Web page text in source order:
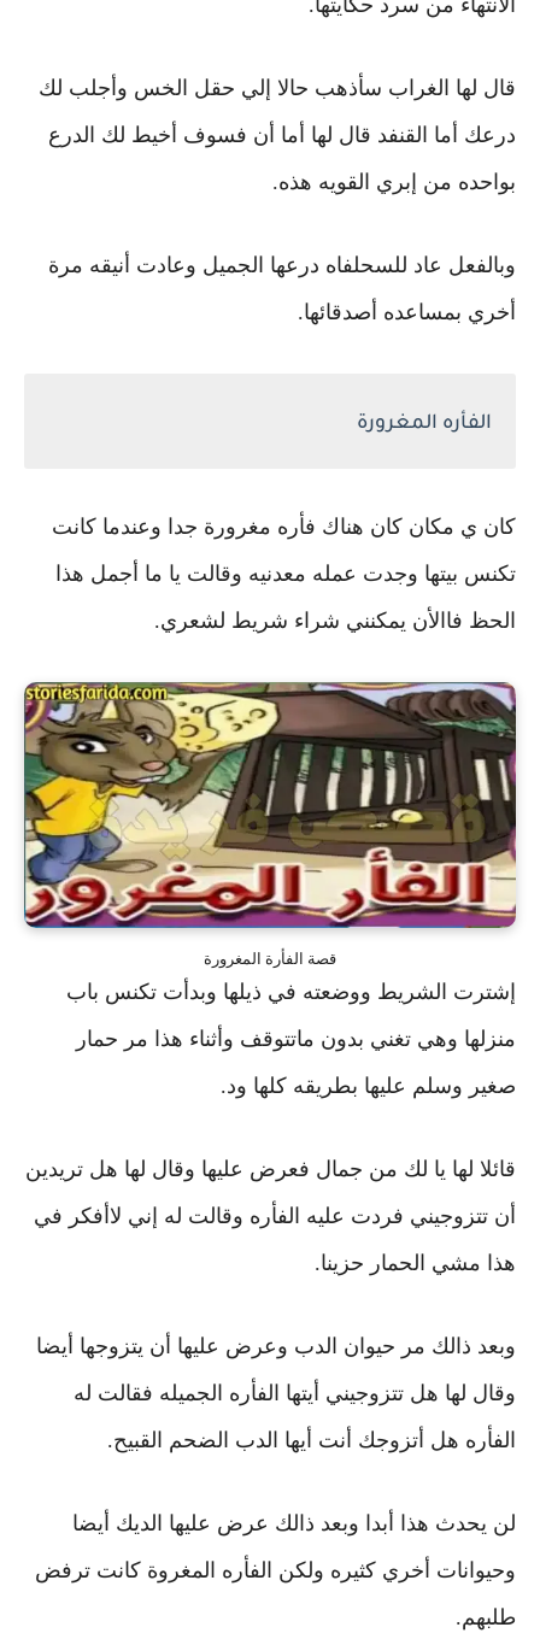
الأنتهاء من سرد حكايتها.
قال لها الغراب سأذهب حالا إلي حقل الخس وأجلب لك
درعك أما القنفد قال لها أما أن فسوف أخيط لك الدرع
بواحده من إبري القويه هذه.
وبالفعل عاد للسحلفاه درعها الجميل وعادت أنيقه مرة
أخري بمساعده أصدقائها.
الفأره المغرورة
كان ي مكان كان هناك فأره مغرورة جدا وعندما كانت
تكنس بيتها وجدت عمله معدنيه وقالت يا ما أجمل هذا
الحظ فاالأن يمكنني شراء شريط لشعري.
قصة الفأرة المغرورة
إشترت الشريط ووضعته في ذيلها وبدأت تكنس باب
منزلها وهي تغني بدون ماتتوقف وأثناء هذا مر حمار
صغير وسلم عليها بطريقه كلها ود.
قائلا لها يا لك من جمال فعرض عليها وقال لها هل تريدين
أن تتزوجيني فردت عليه الفأره وقالت له إني لاأفكر في
هذا مشي الحمار حزينا.
وبعد ذالك مر حيوان الدب وعرض عليها أن يتزوجها أيضا
وقال لها هل تتزوجيني أيتها الفأره الجميله فقالت له
الفأره هل أتزوجك أنت أيها الدب الضحم القبيح.
لن يحدث هذا أبدا وبعد ذالك عرض عليها الديك أيضا
وحيوانات أخري كثيره ولكن الفأره المغروة كانت ترفض
طلبهم.